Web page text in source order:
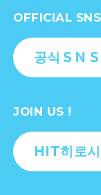
OFFICIAL SNS
공식ＳＮ
JOIN US !
HIT히로